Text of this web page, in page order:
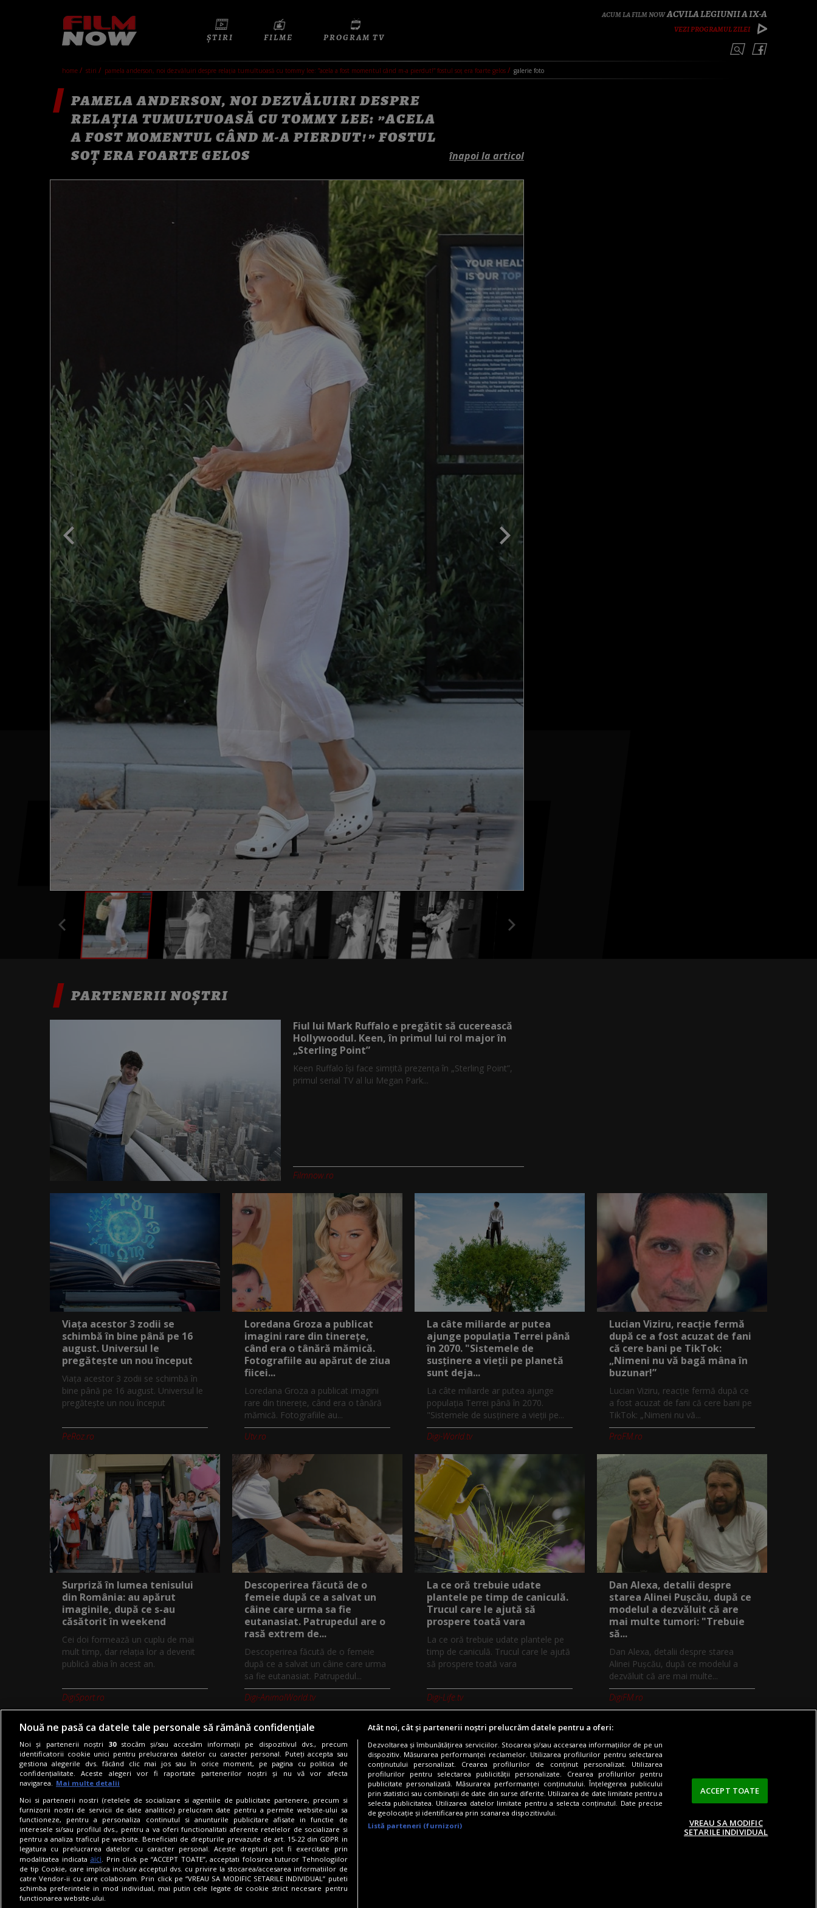
ACVILA LEGIUNII A IX-A
VEZI PROGRAMUL ZILEI
ȘTIRI FILME PROGRAM TV
home stiri pamela anderson, noi dezvăluiri despre relația tumultuoasă cu tommy lee: ”acela a fost momentul când m-a pierdut!” fostul soț era foarte gelos galerie foto
PAMELA ANDERSON, NOI DEZVĂLUIRI DESPRE
RELAȚIA TUMULTUOASĂ CU TOMMY LEE: ”ACELA
A FOST MOMENTUL CÂND M-A PIERDUT!” FOSTUL
SOȚ ERA FOARTE GELOS
înapoi la articol
PARTENERII NOȘTRI
Fiul lui Mark Ruffalo e pregătit să cucerească
Hollywoodul. Keen, în primul lui rol major în
„Sterling Point”
Keen Ruffalo își face simțită prezența în „Sterling Point”,
primul serial TV al lui Megan Park...
Filmnow.ro
Viața acestor 3 zodii se
schimbă în bine până pe 16
august. Universul le
pregătește un nou început
Viața acestor 3 zodii se schimbă în
bine până pe 16 august. Universul le
pregătește un nou început
PeRoz.ro
Loredana Groza a publicat
imagini rare din tinerețe,
când era o tânără mămică.
Fotografiile au apărut de ziua
fiicei...
Loredana Groza a publicat imagini
rare din tinerețe, când era o tânără
mămică. Fotografiile au...
Utv.ro
La câte miliarde ar putea
ajunge populația Terrei până
în 2070. "Sistemele de
susținere a vieții pe planetă
sunt deja...
La câte miliarde ar putea ajunge
populația Terrei până în 2070.
"Sistemele de susținere a vieții pe...
Digi-World.tv
Lucian Viziru, reacție fermă
după ce a fost acuzat de fani
că cere bani pe TikTok:
„Nimeni nu vă bagă mâna în
buzunar!”
Lucian Viziru, reacție fermă după ce
a fost acuzat de fani că cere bani pe
TikTok: „Nimeni nu vă...
ProFM.ro
Surpriză în lumea tenisului
din România: au apărut
imaginile, după ce s-au
căsătorit în weekend
Cei doi formează un cuplu de mai
mult timp, dar relația lor a devenit
publică abia în acest an.
DigiSport.ro
Descoperirea făcută de o
femeie după ce a salvat un
câine care urma sa fie
eutanasiat. Patrupedul are o
rasă extrem de...
Descoperirea făcută de o femeie
după ce a salvat un câine care urma
sa fie eutanasiat. Patrupedul...
Digi-AnimalWorld.tv
La ce oră trebuie udate
plantele pe timp de caniculă.
Trucul care le ajută să
prospere toată vara
La ce oră trebuie udate plantele pe
timp de caniculă. Trucul care le ajută
să prospere toată vara
Digi-Life.tv
Dan Alexa, detalii despre
starea Alinei Pușcău, după ce
modelul a dezvăluit că are
mai multe tumori: "Trebuie
să...
Dan Alexa, detalii despre starea
Alinei Pușcău, după ce modelul a
dezvăluit că are mai multe...
DigiFM.ro
Copyright © 2026 / DIGI ROMANIA S.A.
Termeni si conditii Politica de confidentialitate Gestionați preferințele Comunicate de presă Abonare Digi TV Contact/Info Codul etic
Urmărește-ne și pe:
Nouă ne pasă ca datele tale personale să rămână confidențiale
Noi și partenerii noștri 30stocăm și/sau accesăm informații pe dispozitivul dvs., precum
identificatorii cookie unici pentru prelucrarea datelor cu caracter personal. Puteți accepta sau
gestiona alegerile dvs. făcând clic mai jos sau în orice moment, pe pagina cu politica de
confidențialitate. Aceste alegeri vor fi raportate partenerilor noștri și nu vă vor afecta
navigarea. Mai multe detalii
Noi si partenerii nostri (retelele de socializare si agentiile de publicitate partenere, precum si
furnizorii nostri de servicii de date analitice) prelucram date pentru a permite website-ului sa
functioneze, pentru a personaliza continutul si anunturile publicitare afisate in functie de
interesele si/sau profilul dvs., pentru a va oferi functionalitati aferente retelelor de socializare si
pentru a analiza traficul pe website. Beneficiati de drepturile prevazute de art. 15-22 din GDPR in
legatura cu prelucrarea datelor cu caracter personal. Aceste drepturi pot fi exercitate prin
modalitatea indicata aici . Prin click pe “ACCEPT TOATE”, acceptati folosirea tuturor Tehnologiilor
de tip Cookie, care implica inclusiv acceptul dvs. cu privire la stocarea/accesarea informatiilor de
catre Vendor-ii cu care colaboram. Prin click pe “VREAU SA MODIFIC SETARILE INDIVIDUAL” puteti
schimba preferintele in mod individual, mai putin cele legate de cookie strict necesare pentru
functionarea website-ului.
Atât noi, cât și partenerii noștri prelucrăm datele pentru a oferi:
Dezvoltarea și îmbunătățirea serviciilor. Stocarea și/sau accesarea informațiilor de pe un
dispozitiv. Măsurarea performanței reclamelor. Utilizarea profilurilor pentru selectarea
conținutului personalizat. Crearea profilurilor de conținut personalizat. Utilizarea
profilurilor pentru selectarea publicității personalizate. Crearea profilurilor pentru
publicitate personalizată. Măsurarea performanței conținutului. Înțelegerea publicului
prin statistici sau combinații de date din surse diferite. Utilizarea de date limitate pentru a
selecta publicitatea. Utilizarea datelor limitate pentru a selecta conținutul. Date precise
de geolocație și identificarea prin scanarea dispozitivului.
Listă parteneri (furnizori)
ACCEPT TOATE
VREAU SA MODIFIC
SETARILE INDIVIDUAL